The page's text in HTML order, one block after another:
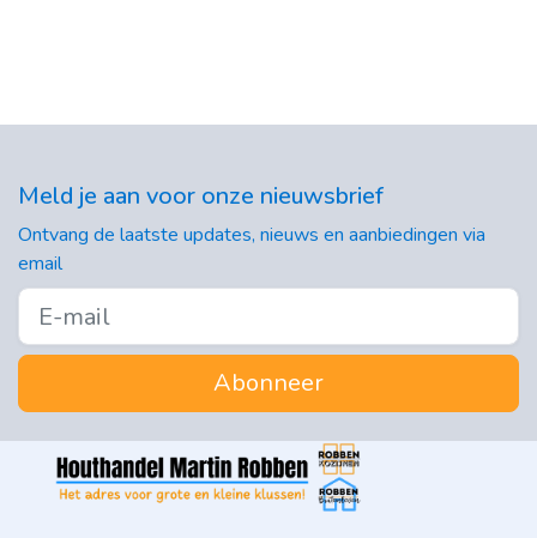
Meld je aan voor onze nieuwsbrief
Ontvang de laatste updates, nieuws en aanbiedingen via
email
Abonneer